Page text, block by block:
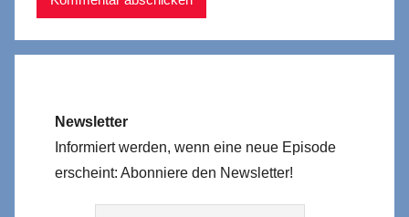
Newsletter
Informiert werden, wenn eine neue Episode
erscheint: Abonniere den Newsletter!